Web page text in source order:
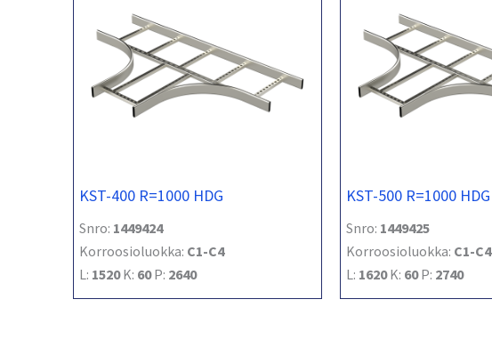
KST-400 R=1000 HDG
Snro: 1449424
Korroosioluokka: C1-C4
L: 1520K: 60P: 2640
KST-500 R=1000 HDG
Snro: 1449425
Korroosioluokka: C1-C4
L: 1620K: 60P: 2740